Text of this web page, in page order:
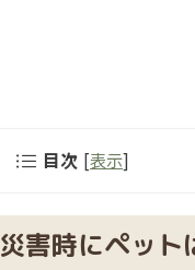
目次 [表示]
災害時にペット